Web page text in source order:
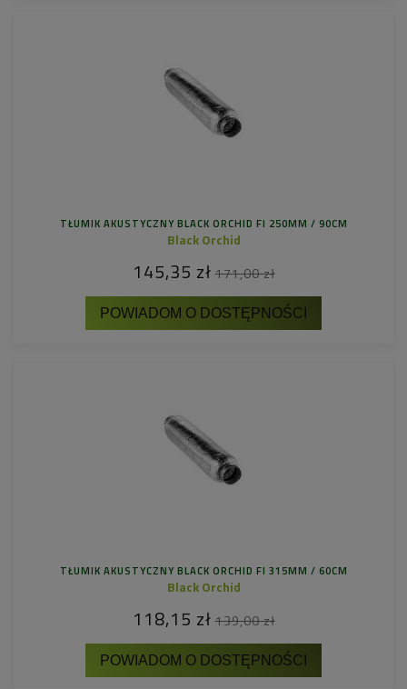
TŁUMIK AKUSTYCZNY BLACK ORCHID FI 250MM / 90CM
Black Orchid
145,35 zł 171,00 zł
POWIADOM O DOSTĘPNOŚCI
TŁUMIK AKUSTYCZNY BLACK ORCHID FI 315MM / 60CM
Black Orchid
118,15 zł 139,00 zł
POWIADOM O DOSTĘPNOŚCI